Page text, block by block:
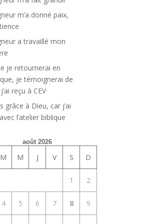
m’a donné paix,
a travaillé mon
je retournerai en
je témoignerai de
reçu à CEV
grâce à Dieu, car j’ai
l’atelier biblique
août 2026
M M J V S D
1 2
4 5 6 7 8 9